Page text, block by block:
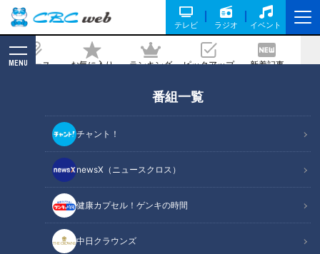
テレビ ラジオ イベント
ニュース お気に入り ランキング ピックアップ 新着記事
MENU
番組一覧
チャント！
newsX（ニュースクロス）
健康カプセル！ゲンキの時間
中日クラウンズ
ンズ好調投手陣を好リードする木下拓
の“正捕手としての矜持”
2021/06/07 21:50